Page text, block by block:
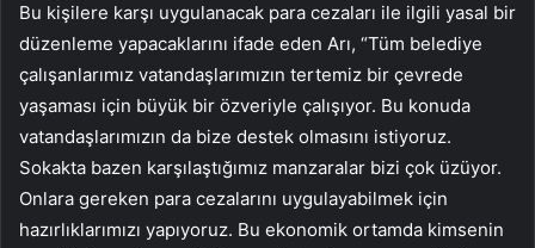
Bu kişilere karşı uygulanacak para cezaları ile ilgili yasal bir
düzenleme yapacaklarını ifade eden Arı, “Tüm belediye
çalışanlarımız vatandaşlarımızın tertemiz bir çevrede
yaşaması için büyük bir özveriyle çalışıyor. Bu konuda
vatandaşlarımızın da bize destek olmasını istiyoruz.
Sokakta bazen karşılaştığımız manzaralar bizi çok üzüyor.
Onlara gereken para cezalarını uygulayabilmek için
hazırlıklarımızı yapıyoruz. Bu ekonomik ortamda kimsenin